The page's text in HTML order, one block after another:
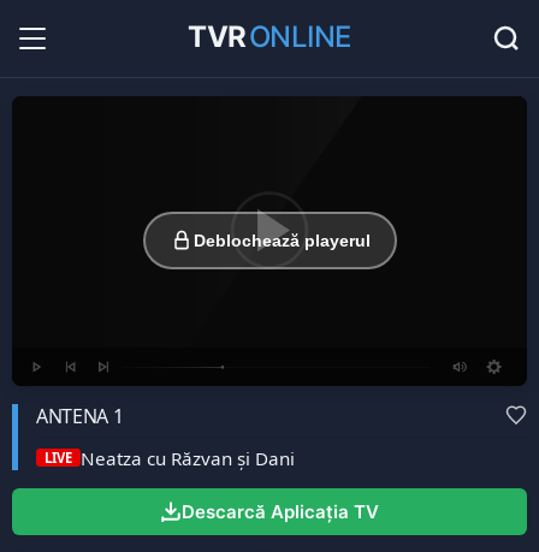
TVRONLINE 36
Deblochează playerul
ANTENA 1
LIVE Neatza cu Răzvan şi Dani
Descarcă Aplicația TV